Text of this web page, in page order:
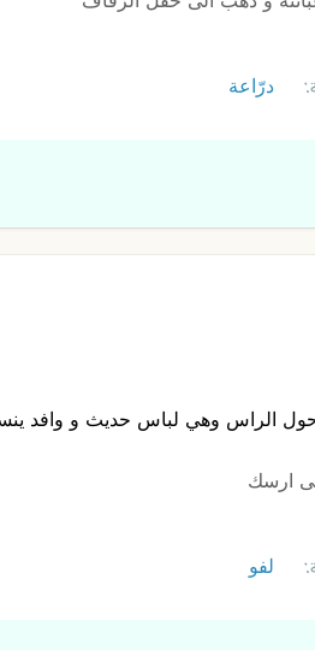
درّاعة
الراس وهي لباس حديث و وافد
ارسك
لفو